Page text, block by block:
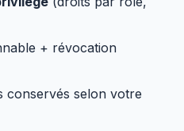
+ révocation
conservés selon votre